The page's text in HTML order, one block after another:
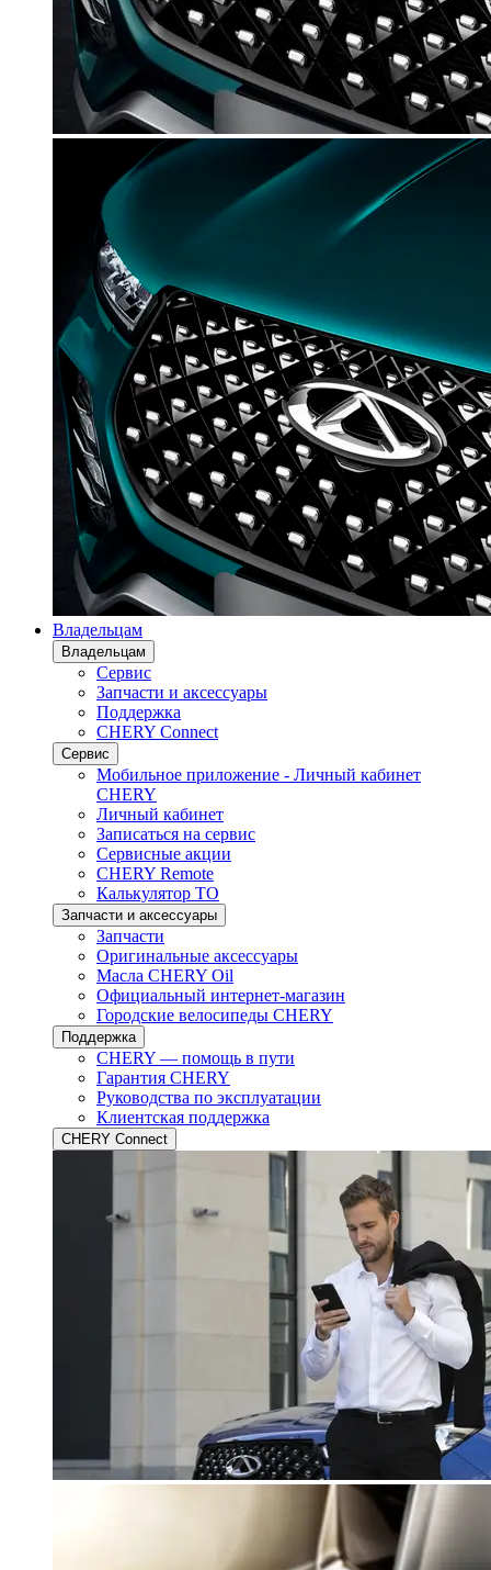
Владельцам
Владельцам
Сервис
Запчасти и аксессуары
Поддержка
CHERY Connect
Сервис
Мобильное приложение - Личный кабинет
CHERY
Личный кабинет
Записаться на сервис
Сервисные акции
CHERY Remote
Калькулятор ТО
Запчасти и аксессуары
Запчасти
Оригинальные аксессуары
Масла CHERY Oil
Официальный интернет-магазин
Городские велосипеды CHERY
Поддержка
CHERY — помощь в пути
Гарантия CHERY
Руководства по эксплуатации
Клиентская поддержка
CHERY Connect